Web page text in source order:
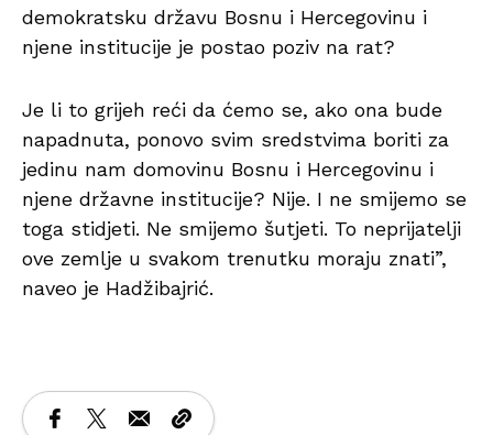
demokratsku državu Bosnu i Hercegovinu i
njene institucije je postao poziv na rat?
Je li to grijeh reći da ćemo se, ako ona bude
napadnuta, ponovo svim sredstvima boriti za
jedinu nam domovinu Bosnu i Hercegovinu i
njene državne institucije? Nije. I ne smijemo se
toga stidjeti. Ne smijemo šutjeti. To neprijatelji
ove zemlje u svakom trenutku moraju znati”,
naveo je Hadžibajrić.